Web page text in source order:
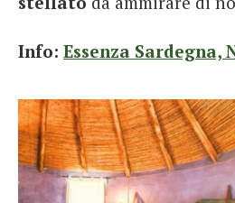
Info: Essenza Sardegna,